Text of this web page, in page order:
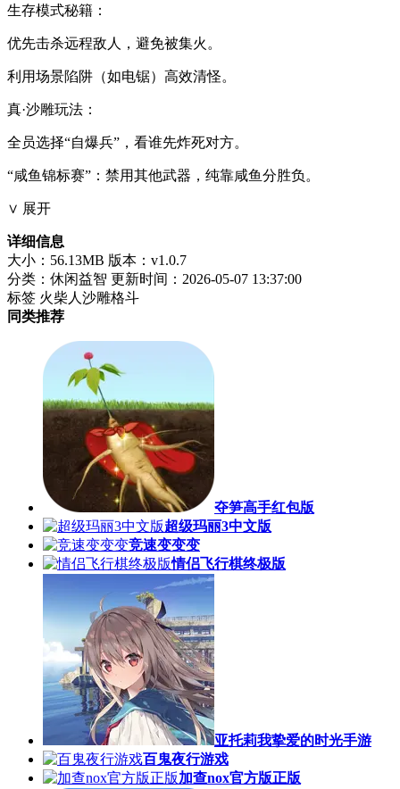
​​生存模式秘籍​​：
优先击杀远程敌人，避免被集火。
利用场景陷阱（如电锯）高效清怪。
​​真·沙雕玩法​​：
全员选择“自爆兵”，看谁先炸死对方。
“咸鱼锦标赛”：禁用其他武器，纯靠咸鱼分胜负。
∨ 展开
详细信息
大小：56.13MB 版本：v1.0.7
分类：休闲益智 更新时间：2026-05-07 13:37:00
标签 火柴人沙雕格斗
同类推荐
夺笋高手红包版
超级玛丽3中文版
竞速变变变
情侣飞行棋终极版
亚托莉我挚爱的时光手游
百鬼夜行游戏
加查nox官方版正版